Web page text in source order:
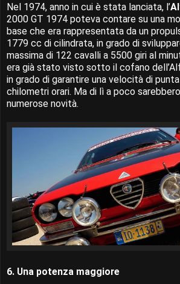
Nel 1974, anno in cui è stata lanciata, l’
2000 GT 1974 poteva contare su una
base che era rappresentata da un
1779 cc di cilindrata, in grado di
massima di 122 cavalli a 5500 giri al
era già stato visto sotto il cofano
in grado di garantire una velocità di
chilometri orari. Ma di lì a poco
numerose novità.
6. Una potenza maggiore